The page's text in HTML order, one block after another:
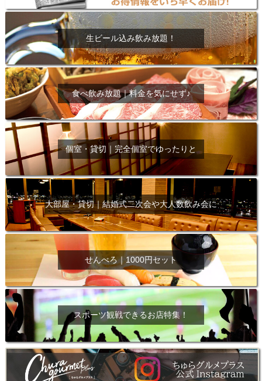
生ビール込み飲み放題！
食べ飲み放題｜料金を気にせず♪
個室・貸切｜完全個室でゆったりと
大部屋・貸切｜結婚式二次会や大人数飲み会に
せんべろ｜1000円セット
スポーツ観戦できるお店特集！